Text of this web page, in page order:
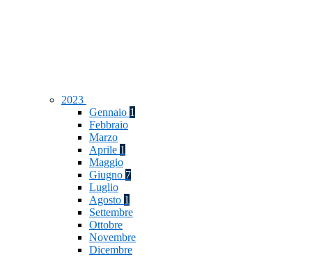
2023
Gennaio 1
Febbraio
Marzo
Aprile 1
Maggio
Giugno 7
Luglio
Agosto 1
Settembre
Ottobre
Novembre
Dicembre